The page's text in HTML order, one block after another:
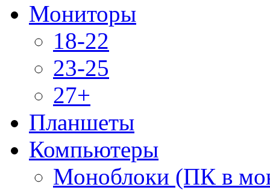
Мониторы
18-22
23-25
27+
Планшеты
Компьютеры
Моноблоки (ПК в